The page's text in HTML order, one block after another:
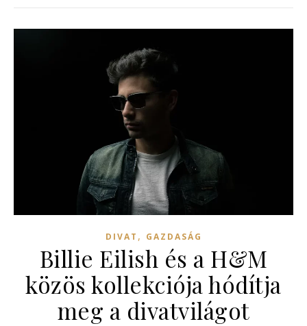
DIVAT , GAZDASÁG
Billie Eilish és a H&M
közös kollekciója hódítja
meg a divatvilágot